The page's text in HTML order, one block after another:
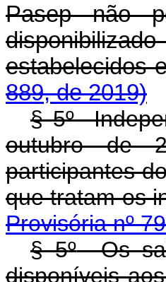
Pasep não
889, de 2019)
§ 5º
outubro de
participantes
que tratam os
Provisória nº
§ 5ºOs
disponíveis